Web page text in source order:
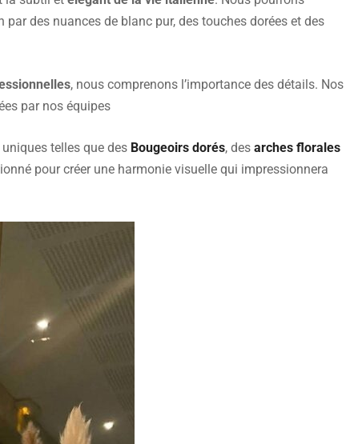
des nuances de blanc pur, des touches dorées et des
, nous comprenons l’importance des détails. Nos
par nos équipes
telles que des Bougeoirs dorés, des arches florales
pour créer une harmonie visuelle qui impressionnera